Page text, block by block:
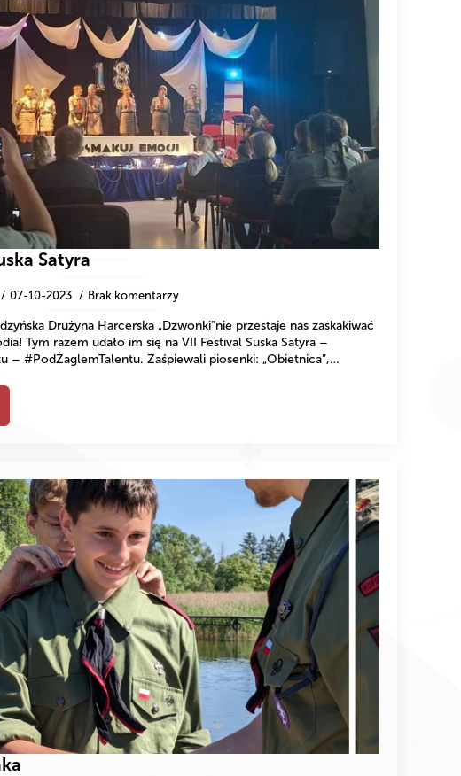
Satyra
07-10-2023 Brak komentarzy
Drużyna Harcerska „Dzwonki”nie przestaje nas zaskakiwać
Tym razem udało im się na VII Festival Suska Satyra –
– #PodŻaglemTalentu. Zaśpiewali piosenki: „Obietnica”,…